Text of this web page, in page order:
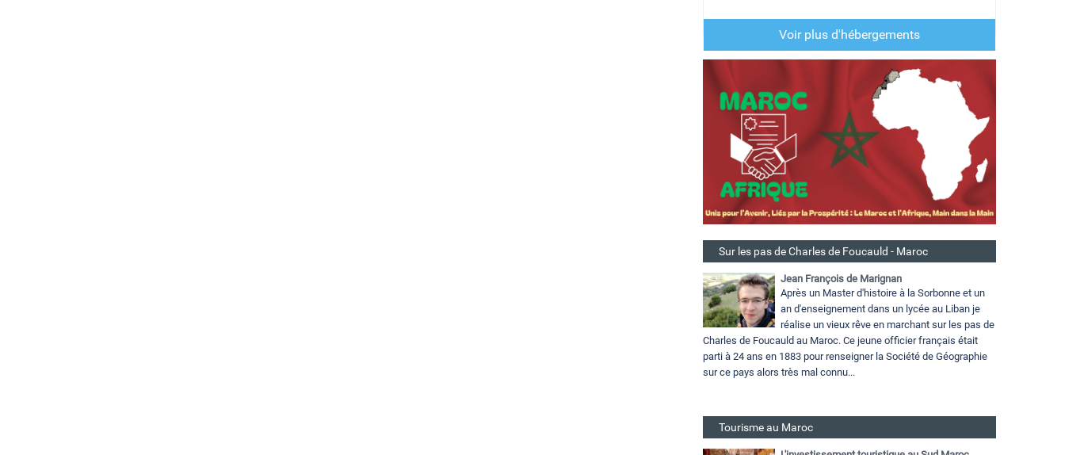
Voir plus d'hébergements
Sur les pas de Charles de Foucauld - Maroc
Jean François de Marignan
Après un Master d'histoire à la Sorbonne et un
an d'enseignement dans un lycée au Liban je
réalise un vieux rêve en marchant sur les pas de
Charles de Foucauld au Maroc. Ce jeune officier français était
parti à 24 ans en 1883 pour renseigner la Société de Géographie
sur ce pays alors très mal connu...
Tourisme au Maroc